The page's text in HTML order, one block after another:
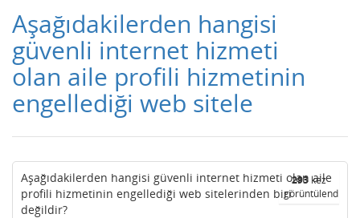
Aşağıdakilerden hangisi
güvenli internet hizmeti
olan aile profili hizmetinin
engellediği web sitele
293 kez
görüntülendi
Aşağıdakilerden hangisi güvenli internet hizmeti olan aile
profili hizmetinin engellediği web sitelerinden biri
değildir?